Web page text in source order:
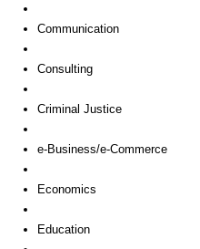
Communication
Consulting
Criminal Justice
e-Business/e-Commerce
Economics
Education